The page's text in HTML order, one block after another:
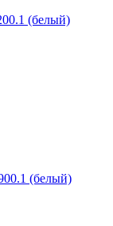
(белый)
(белый)